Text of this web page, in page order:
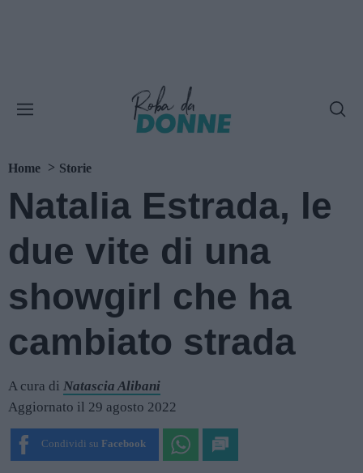
Home Storie
Natalia Estrada, le
due vite di una
showgirl che ha
cambiato strada
A cura di Natascia Alibani
Aggiornato il 29 agosto 2022
Condividi su Facebook